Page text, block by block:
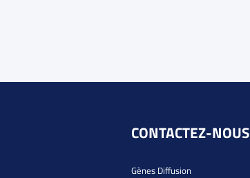
CONTACTEZ-NOUS
Gènes Diffusion